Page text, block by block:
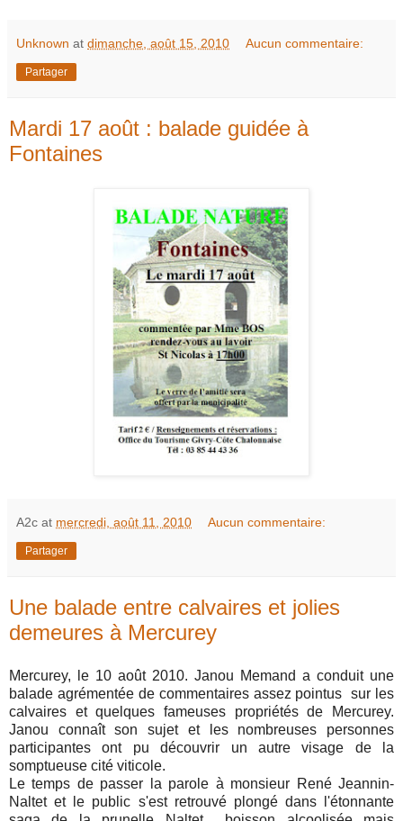
Unknown at dimanche, août 15, 2010 Aucun commentaire:
Partager
Mardi 17 août : balade guidée à
Fontaines
A2c at mercredi, août 11, 2010 Aucun commentaire:
Partager
Une balade entre calvaires et jolies
demeures à Mercurey
Mercurey, le 10 août 2010. Janou Memand a conduit une
balade agrémentée de commentaires assez pointus sur les
calvaires et quelques fameuses propriétés de Mercurey.
Janou connaît son sujet et les nombreuses personnes
participantes ont pu découvrir un autre visage de la
somptueuse cité viticole.
Le temps de passer la parole à monsieur René Jeannin-
Naltet et le public s'est retrouvé plongé dans l'étonnante